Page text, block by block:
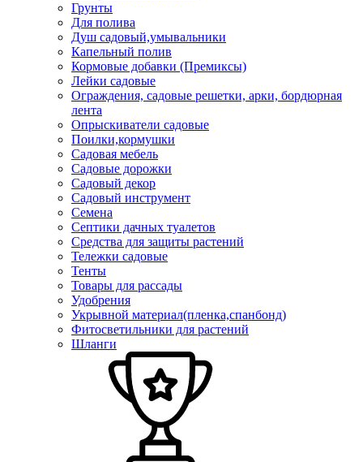
Грунты
Для полива
Душ садовый,умывальники
Капельный полив
Кормовые добавки (Премиксы)
Лейки садовые
Ограждения, садовые решетки, арки, бордюрная
лента
Опрыскиватели садовые
Поилки,кормушки
Садовая мебель
Садовые дорожки
Садовый декор
Садовый инструмент
Семена
Септики дачных туалетов
Средства для защиты растений
Тележки садовые
Тенты
Товары для рассады
Удобрения
Укрывной материал(пленка,спанбонд)
Фитосветильники для растений
Шланги